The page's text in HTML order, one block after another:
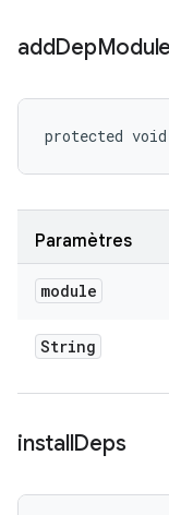
addDepModule
protected void
Paramètres
module
String
installDeps